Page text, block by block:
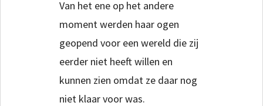
Van het ene op het andere
moment werden haar ogen
geopend voor een wereld die zij
eerder niet heeft willen en
kunnen zien omdat ze daar nog
niet klaar voor was.